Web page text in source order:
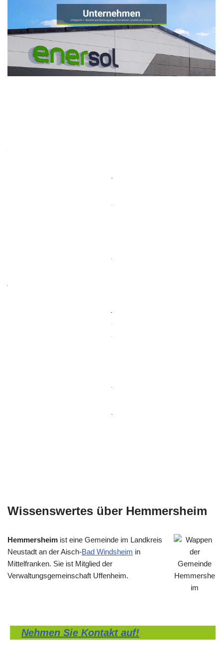
Wissenswertes über Hemmersheim
Hemmersheim ist eine Gemeinde im Landkreis
Neustadt an der Aisch-Bad Windsheim in
Mittelfranken. Sie ist Mitglied der
Verwaltungsgemeinschaft Uffenheim.
Nehmen Sie Kontakt auf!